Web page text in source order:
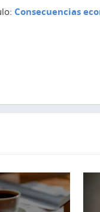
Consecuencias